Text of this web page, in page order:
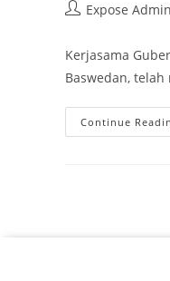
Expose Admin
Kerjasama
Baswedan,
Continue